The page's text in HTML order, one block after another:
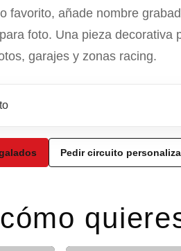
favorito, añade nombre
foto. Una pieza decorativa
garajes y zonas racing.
Pedir circuito